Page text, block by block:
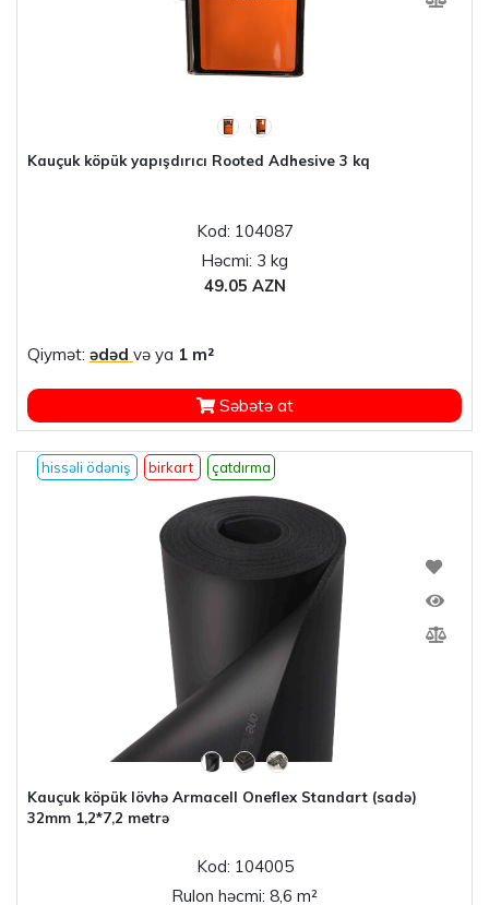
Kauçuk köpük yapışdırıcı Rooted Adhesive 3 kq
Kod: 104087
Həcmi: 3 kg
49.05 AZN
Qiymət: ədəd və ya 1 m²
Səbətə at
hissəli ödəniş birkart çatdırma
Kauçuk köpük lövhə Armacell Oneflex Standart (sadə)
32mm 1,2*7,2 metrə
Kod: 104005
Rulon həcmi: 8,6 m²